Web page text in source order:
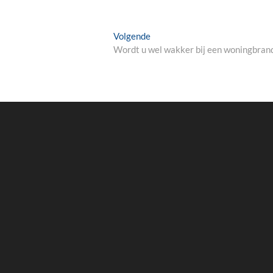
VolgendeVolgende
bericht:
Wordt u wel wakker bij een